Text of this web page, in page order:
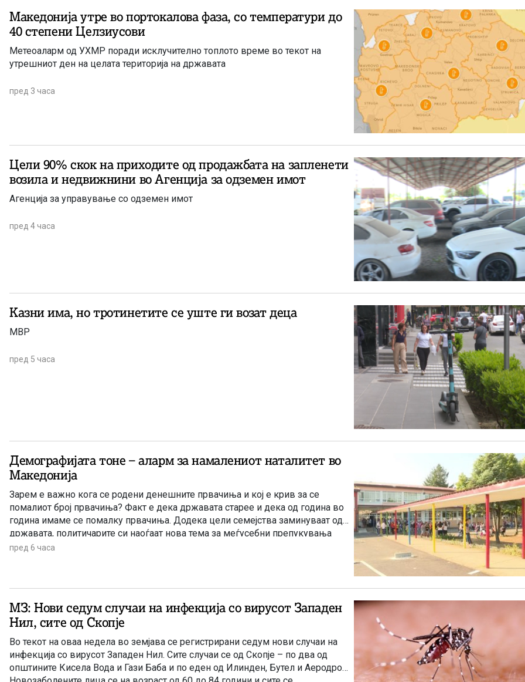
Македонија утре во портокалова фаза, со температури до
40 степени Целзиусови
Метеоаларм од УХМР поради исклучително топлото време во текот на
утрешниот ден на целата територија на државата
пред 3 часа
Цели 90% скок на приходите од продажбата на запленети
возила и недвижнини во Агенција за одземен имот
Агенција за управување со одземен имот
пред 4 часа
Казни има, но тротинетите се уште ги возат деца
МВР
пред 5 часа
Демографијата тоне – аларм за намалениот наталитет во
Македонија
Зарем е важно кога се родени денешните првачиња и кој е крив за се
помалиот број првачиња? Факт е дека државата старее и дека од година во
година имаме се помалку првачиња. Додека цели семејства заминуваат од
државата, политичарите си наоѓаат нова тема за меѓусебни препукувања
наместо да донесат итни мерки за да се спречи одливот на млади.
пред 6 часа
МЗ: Нови седум случаи на инфекција со вирусот Западен
Нил, сите од Скопје
Во текот на оваа недела во земјава се регистрирани седум нови случаи на
инфекција со вирусот Западен Нил. Сите случаи се од Скопје – по два од
општините Кисела Вода и Гази Баба и по еден од Илинден, Бутел и Аеродром.